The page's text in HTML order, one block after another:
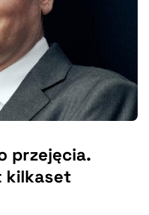
przejęcia.
kilkaset